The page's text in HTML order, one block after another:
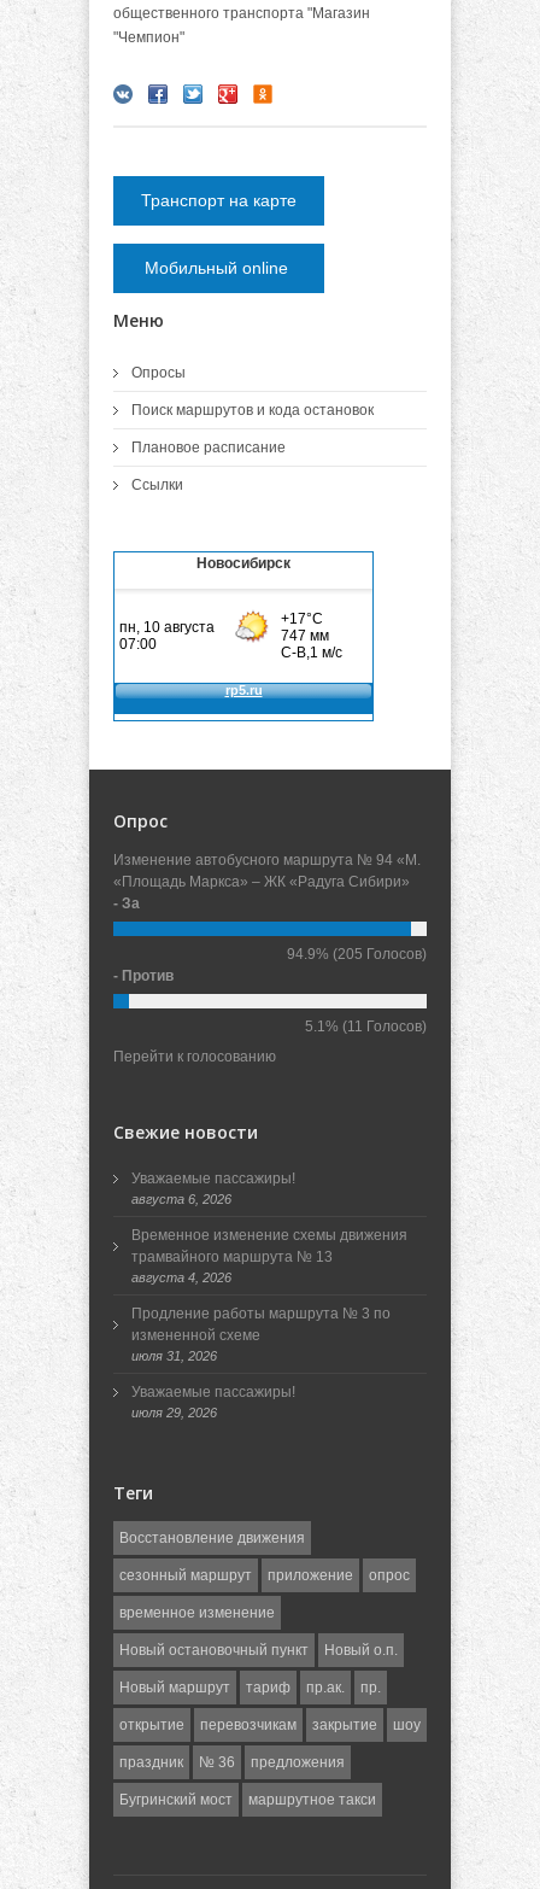
общественного транспорта "Магазин
"Чемпион"
Транспорт на карте
Мобильный online
Меню
Опросы
Поиск маршрутов и кода остановок
Плановое расписание
Ссылки
Новосибирск
Опрос
Изменение автобусного маршрута № 94 «М.
«Площадь Маркса» – ЖК «Радуга Сибири»
- За
94.9% (205 Голосов)
- Против
5.1% (11 Голосов)
Перейти к голосованию
Свежие новости
Уважаемые пассажиры!
августа 6, 2026
Временное изменение схемы движения
трамвайного маршрута № 13
августа 4, 2026
Продление работы маршрута № 3 по
измененной схеме
июля 31, 2026
Уважаемые пассажиры!
июля 29, 2026
Теги
Восстановление движения
сезонный маршрут приложение опрос
временное изменение
Новый остановочный пункт Новый о.п.
Новый маршрут тариф пр.ак. пр.
открытие перевозчикам закрытие шоу
праздник № 36 предложения
Бугринский мост маршрутное такси